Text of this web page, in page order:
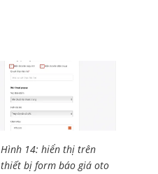
Hình 14: hiển thị trên
thiết bị form báo giá oto